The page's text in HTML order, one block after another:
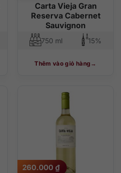
Carta Vieja Gran
Reserva Cabernet
Sauvignon
750 ml 15%
Thêm vào giỏ hàng
260.000 ₫